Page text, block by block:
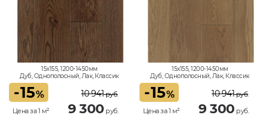
15x155, 1200-1450мм
Дуб, Однополосный, Лак, Классик
-15%
Цена за 1 м²
10 941руб.
9 300 руб.
15x155, 1200-1450мм
Дуб, Однополосный, Лак, Классик
-15%
Цена за 1 м²
10 941руб.
9 300 руб.